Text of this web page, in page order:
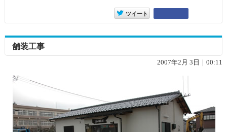
entry1859
ツイート
舗装工事
2007年2月 3日｜00:11